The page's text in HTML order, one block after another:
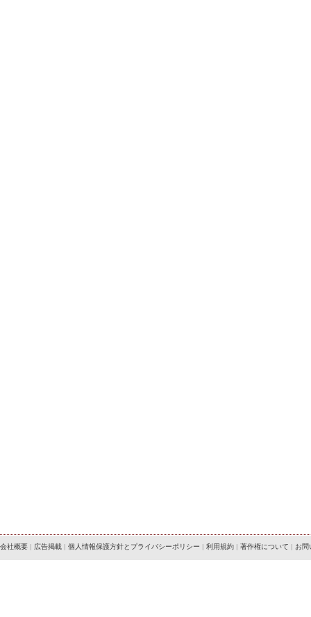
会社概要 | 広告掲載 | 個人情報保護方針とプライバシーポリシー | 利用規約 | 著作権について | お問